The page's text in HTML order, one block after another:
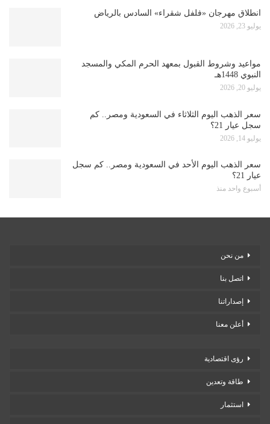
انطلاق مهرجان «فلفل شقراء» السادس بالرياض
يوليو 23, 2026
مواعيد وشروط القبول بمعهد الحرم المكي والمسجد
النبوي 1448هـ
يوليو 20, 2026
سعر الذهب اليوم الثلاثاء في السعودية ومصر.. كم
سجل عيار 21؟
يوليو 14, 2026
سعر الذهب اليوم الأحد في السعودية ومصر.. كم سجل
عيار 21؟
أسبوع واحد منذ
من نحن
اتصل بنا
إصداراتنا
أعلن معنا
رؤى اقتصادية
طاقة وتعدين
استثمار